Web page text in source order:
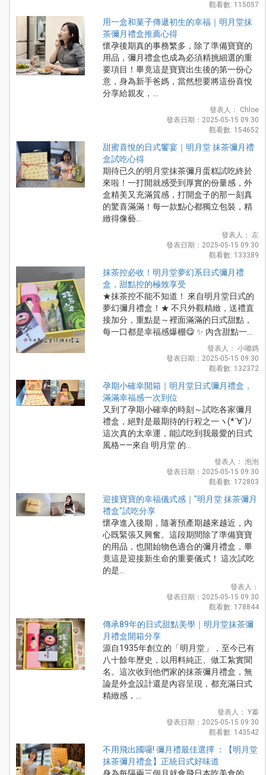
觀看數: 115057
用一盒和菓子傳遞初生的幸福｜明月堂抹
茶彌月禮盒推薦心得
懷孕後期真的事務繁多，除了準備寶寶的
用品，彌月禮盒也成為必須精挑細選的重
要項目！畢竟這是寶寶出生後的第一份心
意，身為新手爸媽，當然想要將這份喜悅
分享給親友，...
發表人： Chloe
發表日期：2025-05-15 09:30
觀看數: 154652
甜蜜喜悅的日式饗宴｜明月堂 抹茶彌月禮
盒試吃心得
期待已久的明月堂抹茶彌月蛋糕試吃終於
來啦！一打開就感受到厚實的份量感，外
盒精美又充滿質感，打開盒子的那一刻真
的驚喜滿滿！每一款點心都獨立包裝，精
緻得像藝...
發表人： 左
發表日期：2025-05-15 09:30
觀看數: 133389
抹茶控必收！明月堂夢幻系日式彌月禮
盒，甜點控的極致享受
★抹茶控不能不知道！ 來自明月堂日式的
夢幻彌月禮盒！★ 不只外觀精緻，送禮直
接加分，重點是～裡面滿滿的日式甜點，
每一口都是幸福感爆棚😋 ✨ 內含甜點一...
發表人： 小嘟媽
發表日期：2025-05-15 09:30
觀看數: 132372
孕期小確幸開箱｜明月堂日式彌月禮盒，
滿滿幸福感一次到位
又到了孕期小確幸的時刻～試吃各家彌月
禮盒，絕對是最期待的行程之一ヽ(*´∀`)ﾉ
這次真的太幸運，能試吃到我最愛的日式
風格——來自 明月堂 的...
發表人： 泡泡
發表日期：2025-05-15 09:30
觀看數: 172803
迎接寶寶的幸福儀式感｜"明月堂 抹茶彌月
禮盒"試吃分享
懷孕進入後期，隨著預產期越來越近，內
心既緊張又興奮。這段期間除了準備寶寶
的用品，也開始物色適合的彌月禮盒，畢
竟這是迎接新生命的重要儀式！ 這次試吃
的是...
發表人：
發表日期：2025-05-15 09:30
觀看數: 178844
傳承89年的日式甜點美學｜明月堂抹茶彌
月禮盒開箱分享
源自1935年創立的「明月堂」，至今已有
八十餘年歷史，以用料純正、做工紮實聞
名。這次收到他們家的抹茶彌月禮盒，無
論是外盒設計還是內容呈現，都充滿日式
精緻感，...
發表人： Y蓁
發表日期：2025-05-15 09:30
觀看數: 143542
不用飛出國囉! 彌月禮最佳選擇 ：【明月堂
抹茶彌月禮盒】正統日式好味道